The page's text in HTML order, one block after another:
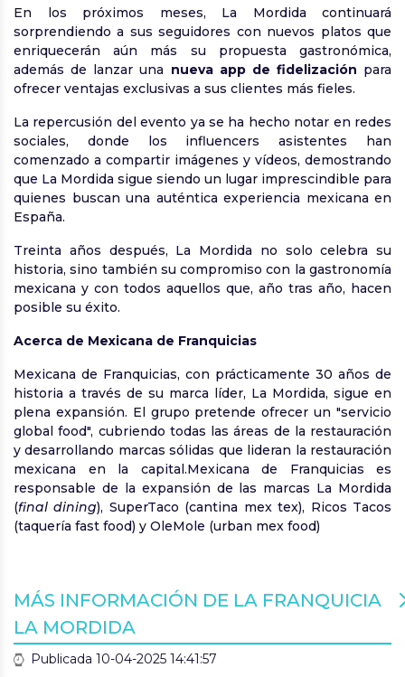
En los próximos meses, La Mordida continuará
sorprendiendo a sus seguidores con nuevos platos que
enriquecerán aún más su propuesta gastronómica,
además de lanzar una nueva app de fidelización para
ofrecer ventajas exclusivas a sus clientes más fieles.
La repercusión del evento ya se ha hecho notar en redes
sociales, donde los influencers asistentes han
comenzado a compartir imágenes y vídeos, demostrando
que La Mordida sigue siendo un lugar imprescindible para
quienes buscan una auténtica experiencia mexicana en
España.
Treinta años después, La Mordida no solo celebra su
historia, sino también su compromiso con la gastronomía
mexicana y con todos aquellos que, año tras año, hacen
posible su éxito.
Acerca de Mexicana de Franquicias
Mexicana de Franquicias, con prácticamente 30 años de
historia a través de su marca líder, La Mordida, sigue en
plena expansión. El grupo pretende ofrecer un "servicio
global food", cubriendo todas las áreas de la restauración
y desarrollando marcas sólidas que lideran la restauración
mexicana en la capital.Mexicana de Franquicias es
responsable de la expansión de las marcas La Mordida
(final dining), SuperTaco (cantina mex tex), Ricos Tacos
(taquería fast food) y OleMole (urban mex food)
MÁS INFORMACIÓN DE LA FRANQUICIA
LA MORDIDA
Publicada 10-04-2025 14:41:57